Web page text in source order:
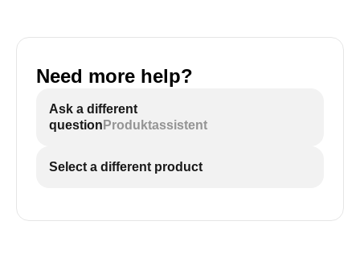
Need more help?
Ask a different
question Produktassistent
Select a different product